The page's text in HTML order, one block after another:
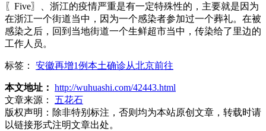
〖Five〗、浙江的疫情严重是有一定特殊性的，主要就是因为
在浙江一个街道当中，因为一个感染者参加过一个葬礼。在被
感染之后，回到当地街道一个生鲜超市当中，传染给了里边的
工作人员。
标签： 安徽再增1例本土确诊从北京前往
本文地址： http://wuhuashi.com/42443.html
文章来源：
五花石
版权声明： 除非特别标注，否则均为本站原创文章，转载时请
以链接形式注明文章出处。